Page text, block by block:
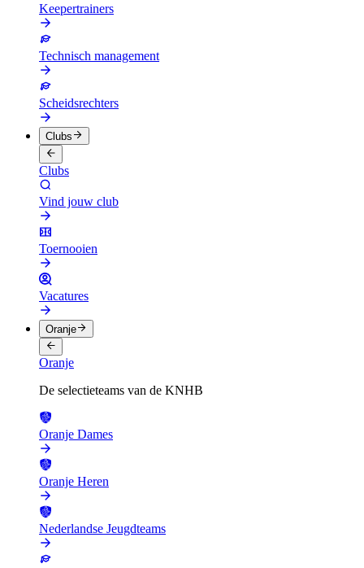
Keepertrainers
Technisch management
Scheidsrechters
Clubs
Clubs
Vind jouw club
Toernooien
Vacatures
Oranje
Oranje
De selectieteams van de KNHB
Oranje Dames
Oranje Heren
Nederlandse Jeugdteams